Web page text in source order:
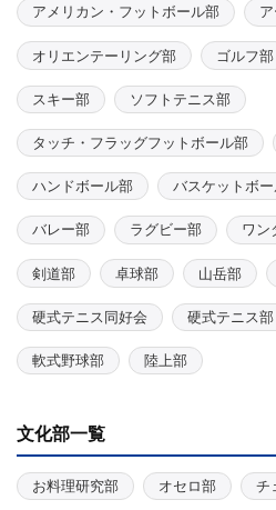
アメリカン・フットボール部
オリエンテーリング部 ゴルフ部
スキー部 ソフトテニス部
タッチ・フラッグフットボール部
ハンドボール部 バスケットボ
バレー部 ラグビー部 ワン
剣道部 卓球部 山岳部
硬式テニス同好会 硬式テニス部
軟式野球部 陸上部
文化部一覧
お料理研究部 オセロ部 チ